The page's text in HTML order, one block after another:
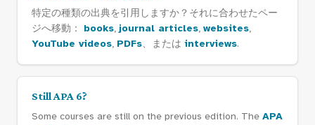
特定の種類の出典を引用しますか？それに合わせたペー
ジへ移動： books, journal articles, websites,
YouTube videos, PDFs、または interviews.
Still APA 6?
Some courses are still on the previous edition. The APA